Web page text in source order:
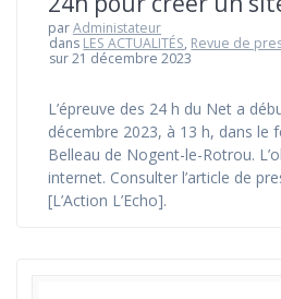
parAdministateur
dans LES ACTUALITÉS, Revue de
sur 21 décembre 2023
L’épreuve des 24 h du Net a
décembre 2023, à 13 h, dans le
Belleau de Nogent-le-Rotrou.
internet. Consulter l’article de
[L’Action L’Echo].